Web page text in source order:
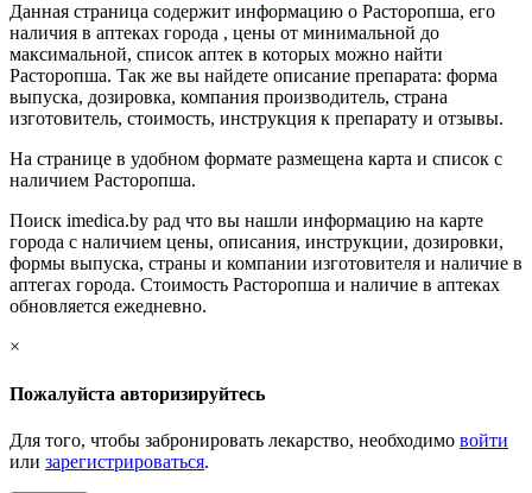
Данная страница содержит информацию о Расторопша, его
наличия в аптеках города , цены от минимальной до
максимальной, список аптек в которых можно найти
Расторопша. Так же вы найдете описание препарата: форма
выпуска, дозировка, компания производитель, страна
изготовитель, стоимость, инструкция к препарату и отзывы.
На странице в удобном формате размещена карта и список с
наличием Расторопша.
Поиск imedica.by рад что вы нашли информацию на карте
города с наличием цены, описания, инструкции, дозировки,
формы выпуска, страны и компании изготовителя и наличие в
аптегах города. Стоимость Расторопша и наличие в аптеках
обновляется ежедневно.
×
Пожалуйста авторизируйтесь
Для того, чтобы забронировать лекарство, необходимо войти
или зарегистрироваться.